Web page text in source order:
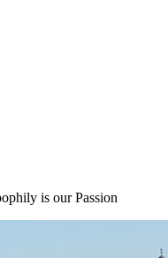
is our Passion